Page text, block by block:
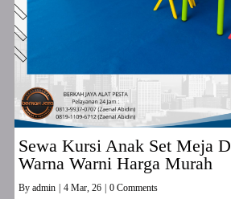
Sewa Kursi Anak Set Meja
Warna Warni Harga Murah
By admin 4 Mar, 26 0 Comments